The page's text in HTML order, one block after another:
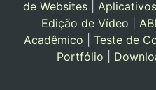
de Websites| Aplicativos
Edição de Vídeo
Acadêmico
Teste de
Portfólio